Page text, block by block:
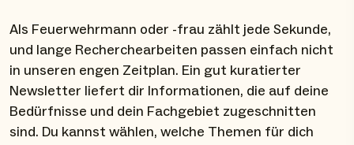
Als Feuerwehrmann oder -frau zählt jede Sekunde,
und lange Recherchearbeiten passen einfach nicht
in unseren engen Zeitplan. Ein gut kuratierter
Newsletter liefert dir Informationen, die auf deine
Bedürfnisse und dein Fachgebiet zugeschnitten
sind. Du kannst wählen, welche Themen für dich